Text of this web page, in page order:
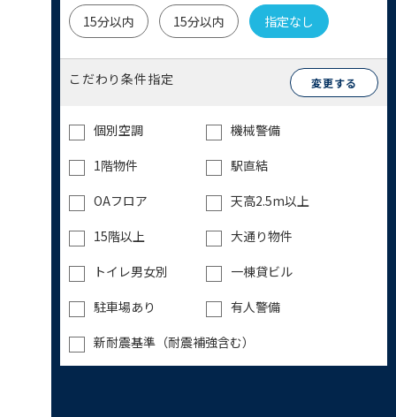
15分以内 15分以内 指定なし
こだわり条件指定 変更する
個別空調
機械警備
1階物件
駅直結
OAフロア
天高2.5m以上
15階以上
大通り物件
トイレ男女別
一棟貸ビル
駐車場あり
有人警備
新耐震基準（耐震補強含む）